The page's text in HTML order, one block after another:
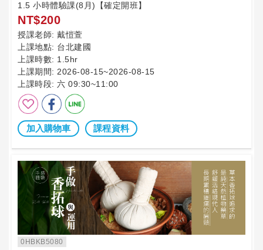
1.5 小時體驗課(8月)【確定開班】
NT$200
授課老師: 戴愷萱
上課地點: 台北建國
上課時數: 1.5hr
上課期間: 2026-08-15~2026-08-15
上課時段: 六 09:30~11:00
加入購物車 課程資料
0HBKB5080